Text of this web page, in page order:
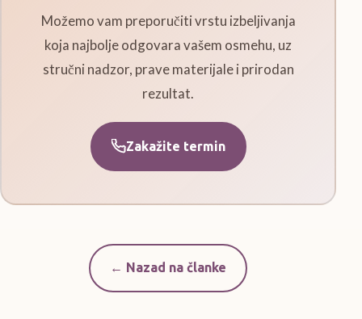
Možemo vam preporučiti vrstu izbeljivanja
koja najbolje odgovara vašem osmehu, uz
stručni nadzor, prave materijale i prirodan
rezultat.
Zakažite termin
← Nazad na članke